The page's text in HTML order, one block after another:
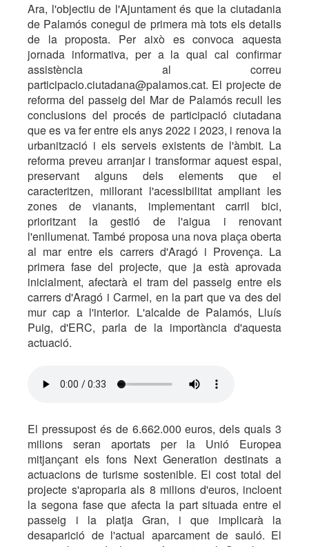
Ara, l'objectiu de l'Ajuntament és que la ciutadania
de Palamós conegui de primera mà tots els detalls
de la proposta. Per això es convoca aquesta
jornada informativa, per a la qual cal confirmar
assistència al correu
participacio.ciutadana@palamos.cat. El projecte de
reforma del passeig del Mar de Palamós recull les
conclusions del procés de participació ciutadana
que es va fer entre els anys 2022 i 2023, i renova la
urbanització i els serveis existents de l'àmbit. La
reforma preveu arranjar i transformar aquest espai,
preservant alguns dels elements que el
caracteritzen, millorant l'acessibilitat ampliant les
zones de vianants, implementant carril bici,
prioritzant la gestió de l'aigua i renovant
l'enllumenat. També proposa una nova plaça oberta
al mar entre els carrers d'Aragó i Provença. La
primera fase del projecte, que ja està aprovada
inicialment, afectarà el tram del passeig entre els
carrers d'Aragó i Carmel, en la part que va des del
mur cap a l'interior. L'alcalde de Palamós, Lluís
Puig, d'ERC, parla de la importància d'aquesta
actuació.
El pressupost és de 6.662.000 euros, dels quals 3
milions seran aportats per la Unió Europea
mitjançant els fons Next Generation destinats a
actuacions de turisme sostenible. El cost total del
projecte s'aproparia als 8 milions d'euros, incloent
la segona fase que afecta la part situada entre el
passeig i la platja Gran, i que implicarà la
desaparició de l'actual aparcament de sauló. El